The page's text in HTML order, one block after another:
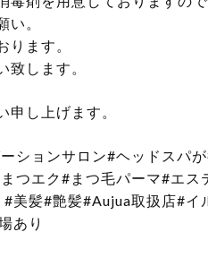
。
ります。
致します。
し上げます。
ションサロン#ヘッドスパ
つエク#まつ毛パーマ#エ
美髪#艶髪#Aujua取扱店#
あり